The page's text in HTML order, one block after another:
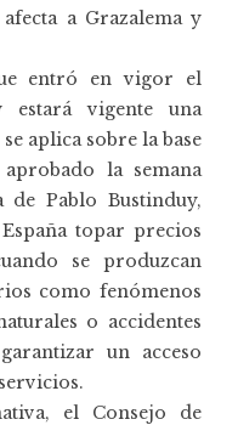
a Grazalema y
entró en vigor el
vigente una
aplica sobre la base
la semana
de Pablo Bustinduy,
topar precios
se produzcan
como fenómenos
o accidentes
un acceso
el Consejo de